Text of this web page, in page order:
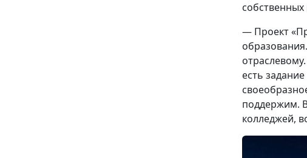
— Проект
есть
поддержим.
колледжей,